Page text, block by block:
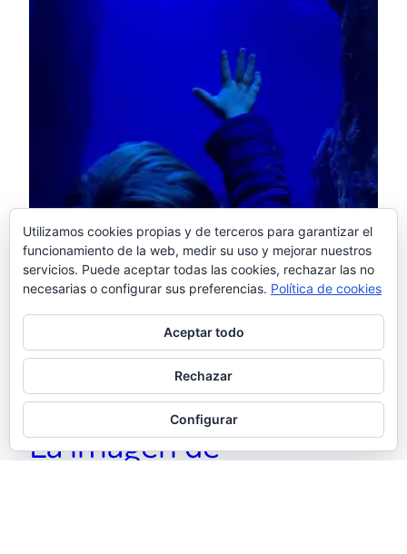
La imagen de
Utilizamos cookies propias y de terceros para garantizar el
funcionamiento de la web, medir su uso y mejorar nuestros
servicios. Puede aceptar todas las cookies, rechazar las no
necesarias o configurar sus preferencias. Política de cookies
Aceptar todo
Rechazar
Configurar